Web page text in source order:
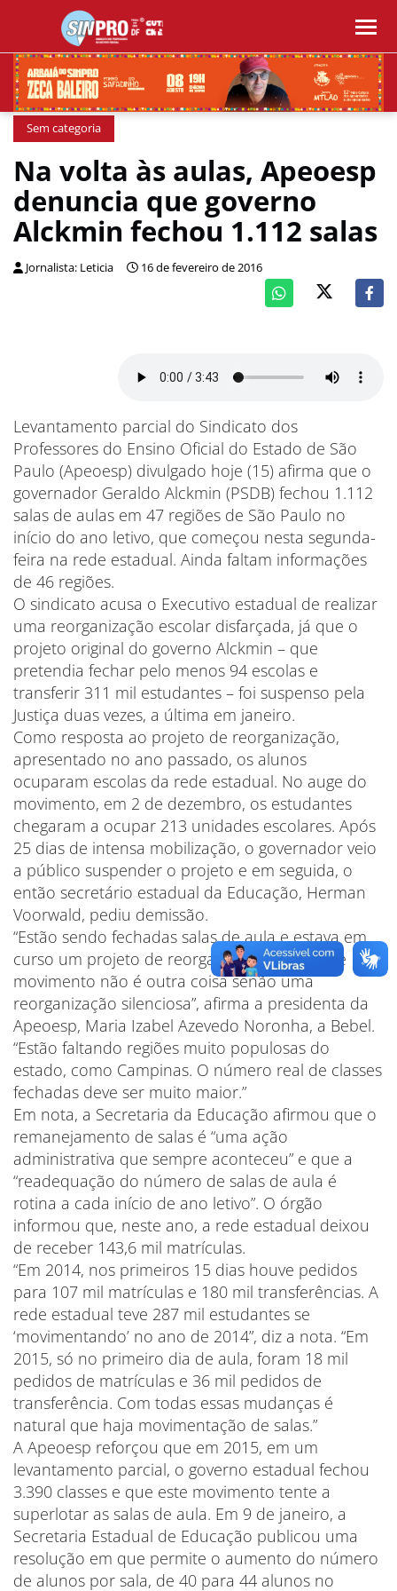
Sem categoria
Na volta às aulas, Apeoesp
denuncia que governo
Alckmin fechou 1.112 salas
Jornalista: Leticia 16 de fevereiro de 2016
Levantamento parcial do Sindicato dos
Professores do Ensino Oficial do Estado de São
Paulo (Apeoesp) divulgado hoje (15) afirma que o
governador Geraldo Alckmin (PSDB) fechou 1.112
salas de aulas em 47 regiões de São Paulo no
início do ano letivo, que começou nesta segunda-
feira na rede estadual. Ainda faltam informações
de 46 regiões.
O sindicato acusa o Executivo estadual de realizar
uma reorganização escolar disfarçada, já que o
projeto original do governo Alckmin – que
pretendia fechar pelo menos 94 escolas e
transferir 311 mil estudantes – foi suspenso pela
Justiça duas vezes, a última em janeiro.
Como resposta ao projeto de reorganização,
apresentado no ano passado, os alunos
ocuparam escolas da rede estadual. No auge do
movimento, em 2 de dezembro, os estudantes
chegaram a ocupar 213 unidades escolares. Após
25 dias de intensa mobilização, o governador veio
a público suspender o projeto e em seguida, o
então secretário estadual da Educação, Herman
Voorwald, pediu demissão.
“Estão sendo fechadas salas de aula e estava em
curso um projeto de reorganização. Ora, esse
movimento não é outra coisa senão uma
reorganização silenciosa”, afirma a presidenta da
Apeoesp, Maria Izabel Azevedo Noronha, a Bebel.
“Estão faltando regiões muito populosas do
estado, como Campinas. O número real de classes
fechadas deve ser muito maior.”
Em nota, a Secretaria da Educação afirmou que o
remanejamento de salas é “uma ação
administrativa que sempre aconteceu” e que a
“readequação do número de salas de aula é
rotina a cada início de ano letivo”. O órgão
informou que, neste ano, a rede estadual deixou
de receber 143,6 mil matrículas.
“Em 2014, nos primeiros 15 dias houve pedidos
para 107 mil matrículas e 180 mil transferências. A
rede estadual teve 287 mil estudantes se
‘movimentando’ no ano de 2014”, diz a nota. “Em
2015, só no primeiro dia de aula, foram 18 mil
pedidos de matrículas e 36 mil pedidos de
transferência. Com todas essas mudanças é
natural que haja movimentação de salas.”
A Apeoesp reforçou que em 2015, em um
levantamento parcial, o governo estadual fechou
3.390 classes e que este movimento tente a
superlotar as salas de aula. Em 9 de janeiro, a
Secretaria Estadual de Educação publicou uma
resolução em que permite o aumento do número
de alunos por sala, de 40 para 44 alunos no